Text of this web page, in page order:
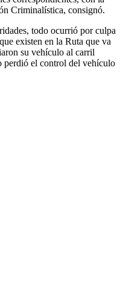
Criminalística, consignó.
todo ocurrió por culpa
existen en la Ruta que va
su vehículo al carril
perdió el control del vehículo